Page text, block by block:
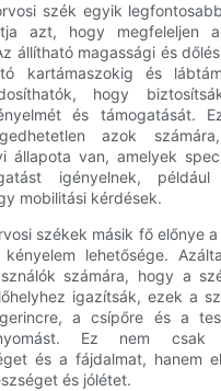
szék egyik
azt, hogy megfeleljen
állítható magassági és
kartámaszokig és
hogy
és támogatását.
azok
állapota van, amelyek
igényelnek,
mobilitási kérdések.
székek másik fő előnye
lehetősége.
számára, hogy a
igazítsák, ezek a
a csípőre és a
Ez nem csak
és a fájdalmat, hanem
és jólétet.